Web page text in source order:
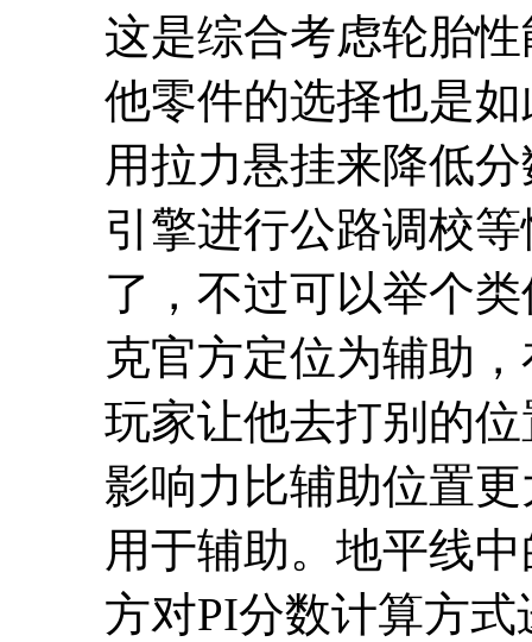
这是综合考虑轮胎
他零件的选择也是
用拉力悬挂来降低
引擎进行公路调校
了，不过可以举个
克官方定位为辅助
玩家让他去打别的
影响力比辅助位置
用于辅助。地平线
方对PI分数计算方